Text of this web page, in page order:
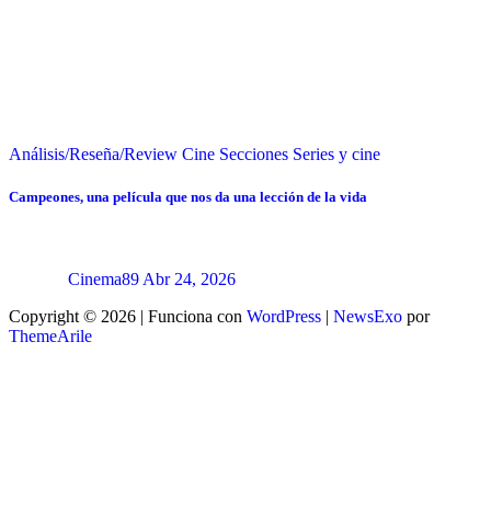
Análisis/Reseña/Review Cine Secciones Series y cine
Campeones, una película que nos da una lección de la vida
Cinema89 Abr 24, 2026
Copyright © 2026 | Funciona con WordPress | NewsExo por
ThemeArile